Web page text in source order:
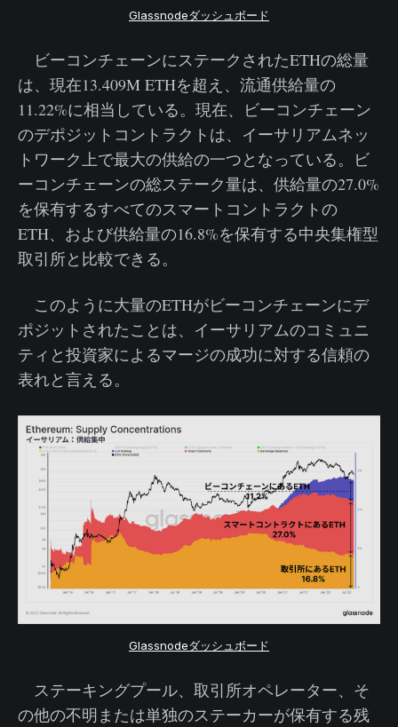
Glassnodeダッシュボード
ビーコンチェーンにステークされたETHの総量
は、現在13.409M ETHを超え、流通供給量の
11.22%に相当している。現在、ビーコンチェーン
のデポジットコントラクトは、イーサリアムネッ
トワーク上で最大の供給の一つとなっている。ビ
ーコンチェーンの総ステーク量は、供給量の27.0%
を保有するすべてのスマートコントラクトの
ETH、および供給量の16.8%を保有する中央集権型
取引所と比較できる。
このように大量のETHがビーコンチェーンにデ
ポジットされたことは、イーサリアムのコミュニ
ティと投資家によるマージの成功に対する信頼の
表れと言える。
Glassnodeダッシュボード
ステーキングプール、取引所オペレーター、そ
の他の不明または単独のステーカーが保有する残